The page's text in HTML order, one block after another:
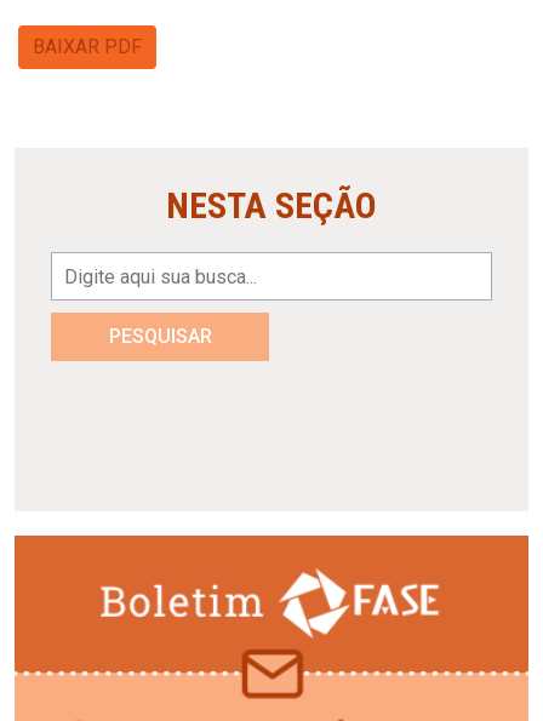
BAIXAR PDF
NESTA SEÇÃO
PESQUISAR